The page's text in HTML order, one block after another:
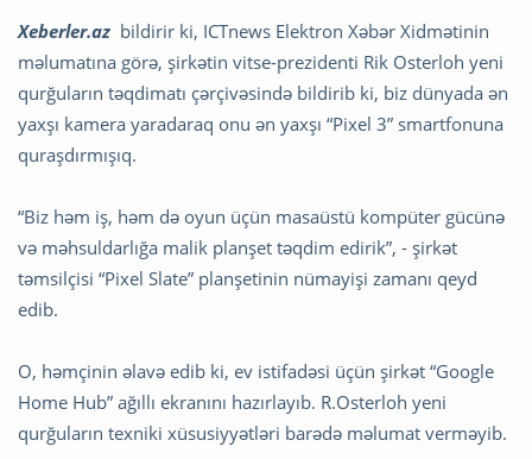
Xeberler.az bildirir ki, ICTnews Elektron Xəbər Xidmətinin
məlumatına görə, şirkətin vitse-prezidenti Rik Osterloh yeni
qurğuların təqdimatı çərçivəsində bildirib ki, biz dünyada ən
yaxşı kamera yaradaraq onu ən yaxşı “Pixel 3” smartfonuna
quraşdırmışıq.
“Biz həm iş, həm də oyun üçün masaüstü kompüter gücünə
və məhsuldarlığa malik planşet təqdim edirik”, - şirkət
təmsilçisi “Pixel Slate” planşetinin nümayişi zamanı qeyd
edib.
O, həmçinin əlavə edib ki, ev istifadəsi üçün şirkət “Google
Home Hub” ağıllı ekranını hazırlayıb. R.Osterloh yeni
qurğuların texniki xüsusiyyətləri barədə məlumat verməyib.